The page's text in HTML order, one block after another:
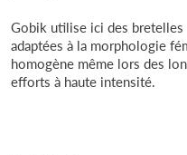
Gobik utilise ici des
adaptées à la morphologie
homogène même lors des
efforts à haute intensité.